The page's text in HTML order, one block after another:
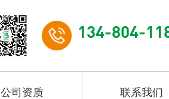
134-804-
公司资质 联系我们